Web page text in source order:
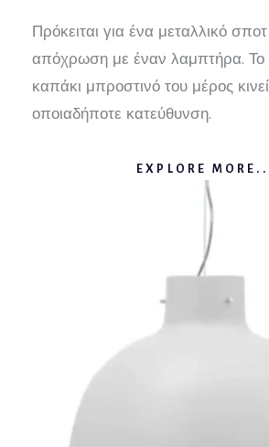
Πρόκειται για ένα μεταλλικό
απόχρωση με έναν λαμπτήρα. Το
καπάκι μπροστινό του μέρος
οποιαδήποτε κατεύθυνση.
EXPLORE